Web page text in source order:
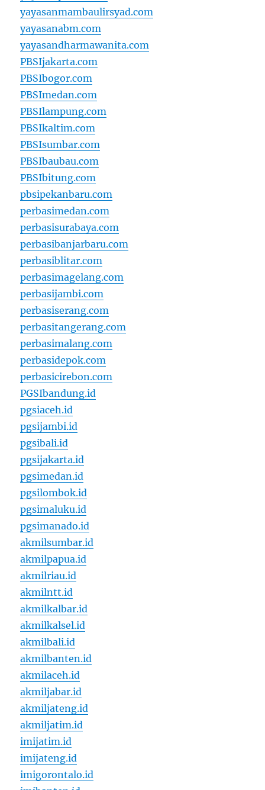
yayasanmambaulirsyad.com
yayasanabm.com
yayasandharmawanita.com
PBSIjakarta.com
PBSIbogor.com
PBSImedan.com
PBSIlampung.com
PBSIkaltim.com
PBSIsumbar.com
PBSIbaubau.com
PBSIbitung.com
pbsipekanbaru.com
perbasimedan.com
perbasisurabaya.com
perbasibanjarbaru.com
perbasiblitar.com
perbasimagelang.com
perbasijambi.com
perbasiserang.com
perbasitangerang.com
perbasimalang.com
perbasidepok.com
perbasicirebon.com
PGSIbandung.id
pgsiaceh.id
pgsijambi.id
pgsibali.id
pgsijakarta.id
pgsimedan.id
pgsilombok.id
pgsimaluku.id
pgsimanado.id
akmilsumbar.id
akmilpapua.id
akmilriau.id
akmilntt.id
akmilkalbar.id
akmilkalsel.id
akmilbali.id
akmilbanten.id
akmilaceh.id
akmiljabar.id
akmiljateng.id
akmiljatim.id
imijatim.id
imijateng.id
imigorontalo.id